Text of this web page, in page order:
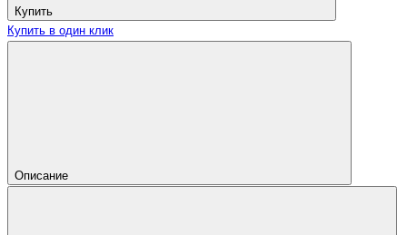
Купить
Купить в один клик
Описание